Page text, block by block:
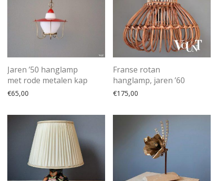
Jaren ’50 hanglamp
met rode metalen kap
€65,00
Franse rotan
hanglamp, jaren ’60
€175,00